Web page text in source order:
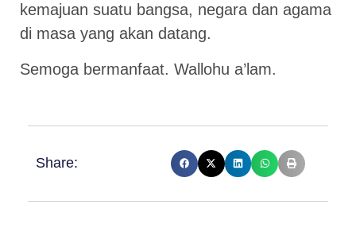
kemajuan suatu bangsa, negara dan agama
di masa yang akan datang.
Semoga bermanfaat. Wallohu a’lam.
Share: